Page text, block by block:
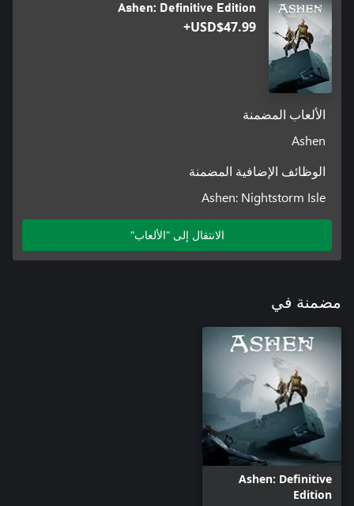
Ashen: Definitive Edition
USD$47.99+
الألعاب المضمنة
Ashen
الوظائف الإضافية المضمنة
Ashen: Nightstorm Isle
الانتقال إلى "الألعاب"
مضمنة في
Ashen: Definitive
Edition